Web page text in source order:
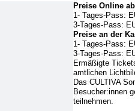
Preise Online
1- Tages-Pass:
3-Tages-Pass:
Preise an der
1- Tages-Pass:
3-Tages-Pass:
Ermäßigte
amtlichen
Das CULTIVA
Besucher:innen
teilnehmen.